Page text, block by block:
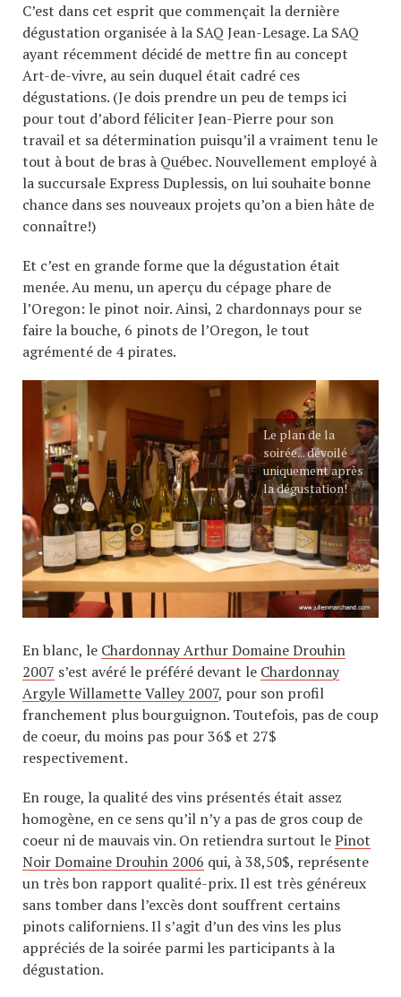
C’est dans cet esprit que commençait la dernière
dégustation organisée à la SAQ Jean-Lesage. La SAQ
ayant récemment décidé de mettre fin au concept
Art-de-vivre, au sein duquel était cadré ces
dégustations. (Je dois prendre un peu de temps ici
pour tout d’abord féliciter Jean-Pierre pour son
travail et sa détermination puisqu’il a vraiment tenu le
tout à bout de bras à Québec. Nouvellement employé à
la succursale Express Duplessis, on lui souhaite bonne
chance dans ses nouveaux projets qu’on a bien hâte de
connaître!)
Et c’est en grande forme que la dégustation était
menée. Au menu, un aperçu du cépage phare de
l’Oregon: le pinot noir. Ainsi, 2 chardonnays pour se
faire la bouche, 6 pinots de l’Oregon, le tout
agrémenté de 4 pirates.
Le plan de la
soirée... dévoilé
uniquement après
la dégustation!
En blanc, le Chardonnay Arthur Domaine Drouhin
2007 s’est avéré le préféré devant le Chardonnay
Argyle Willamette Valley 2007, pour son profil
franchement plus bourguignon. Toutefois, pas de coup
de coeur, du moins pas pour 36$ et 27$
respectivement.
En rouge, la qualité des vins présentés était assez
homogène, en ce sens qu’il n’y a pas de gros coup de
coeur ni de mauvais vin. On retiendra surtout lePinot
Noir Domaine Drouhin 2006 qui, à 38,50$, représente
un très bon rapport qualité-prix. Il est très généreux
sans tomber dans l’excès dont souffrent certains
pinots californiens. Il s’agit d’un des vins les plus
appréciés de la soirée parmi les participants à la
dégustation.